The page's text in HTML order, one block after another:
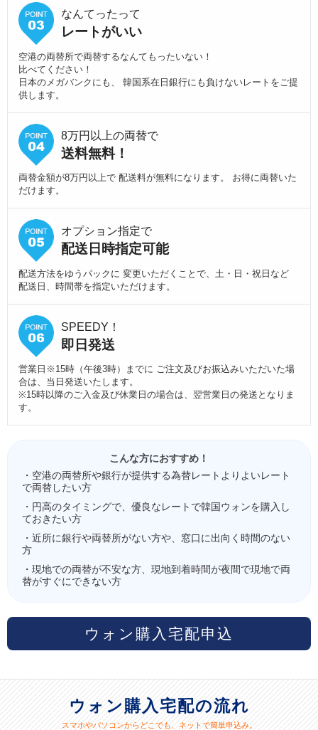
なんてったって
レートがいい
空港の両替所で両替するなんてもったいない！
比べてください！
日本のメガバンクにも、 韓国系在日銀行にも負けないレートをご提
供します。
8万円以上の両替で
送料無料！
両替金額が8万円以上で 配送料が無料になります。 お得に両替いた
だけます。
オプション指定で
配送日時指定可能
配送方法をゆうパックに 変更いただくことで、土・日・祝日など
配送日、時間帯を指定いただけます。
SPEEDY！
即日発送
営業日※15時（午後3時）までに ご注文及びお振込みいただいた場
合は、当日発送いたします。
※15時以降のご入金及び休業日の場合は、翌営業日の発送となりま
す。
こんな方におすすめ！
・空港の両替所や銀行が提供する為替レートよりよいレート
で両替したい方
・円高のタイミングで、優良なレートで韓国ウォンを購入し
ておきたい方
・近所に銀行や両替所がない方や、窓口に出向く時間のない
方
・現地での両替が不安な方、現地到着時間が夜間で現地で両
替がすぐにできない方
ウォン購入宅配申込
ウォン購入宅配の流れ
スマホやパソコンからどこでも、ネットで簡単申込み。